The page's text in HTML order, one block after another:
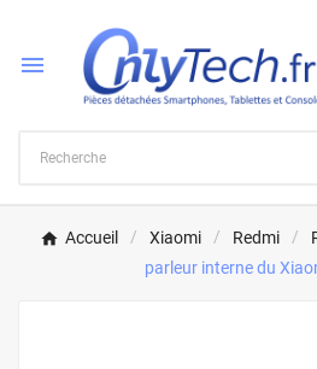

Accueil Xiaomi Redmi
parleur interne du